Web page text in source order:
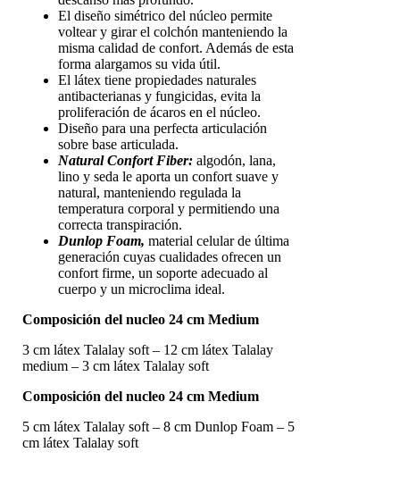
El diseño simétrico del núcleo permite
voltear y girar el colchón manteniendo la
misma calidad de confort. Además de esta
forma alargamos su vida útil.
El látex tiene propiedades naturales
antibacterianas y fungicidas, evita la
proliferación de ácaros en el núcleo.
Diseño para una perfecta articulación
sobre base articulada.
Natural Confort Fiber:algodón, lana,
lino y seda le aporta un confort suave y
natural, manteniendo regulada la
temperatura corporal y permitiendo una
correcta transpiración.
Dunlop Foam,material celular de última
generación cuyas cualidades ofrecen un
confort firme, un soporte adecuado al
cuerpo y un microclima ideal.
Composición del nucleo 24 cm Medium
3 cm látex Talalay soft – 12 cm látex Talalay
medium – 3 cm látex Talalay soft
Composición del nucleo 24 cm Medium
5 cm látex Talalay soft – 8 cm Dunlop Foam – 5
cm látex Talalay soft